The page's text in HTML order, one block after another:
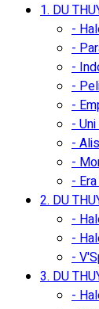
1. DU
-
-
-
-
-
-
-
-
-
2. DU
-
-
-
3. DU
-